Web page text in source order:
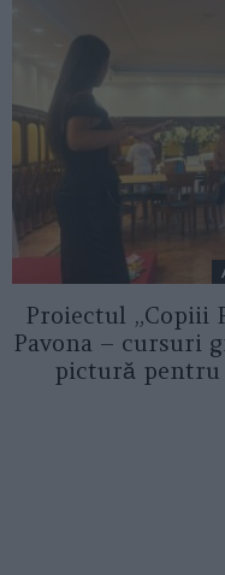
Proiectul „Copiii
Pavona – cursuri
pictură pentru